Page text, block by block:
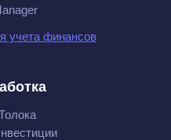
учета финансов